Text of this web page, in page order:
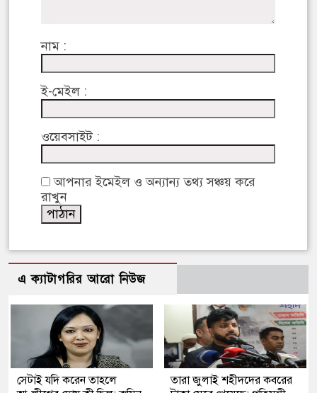
নাম :
ই-মেইল :
ওয়েবসাইট :
আপনার ইমেইল ও অন্যান্য তথ্য সঞ্চয় করে
রাখুন
এ ক্যাটাগরির আরো নিউজ
সেটাই যদি করেন তাহলে
তারা জুলাই শহীদদের কবরের